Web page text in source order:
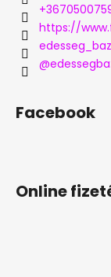
https://
Facebook
Online